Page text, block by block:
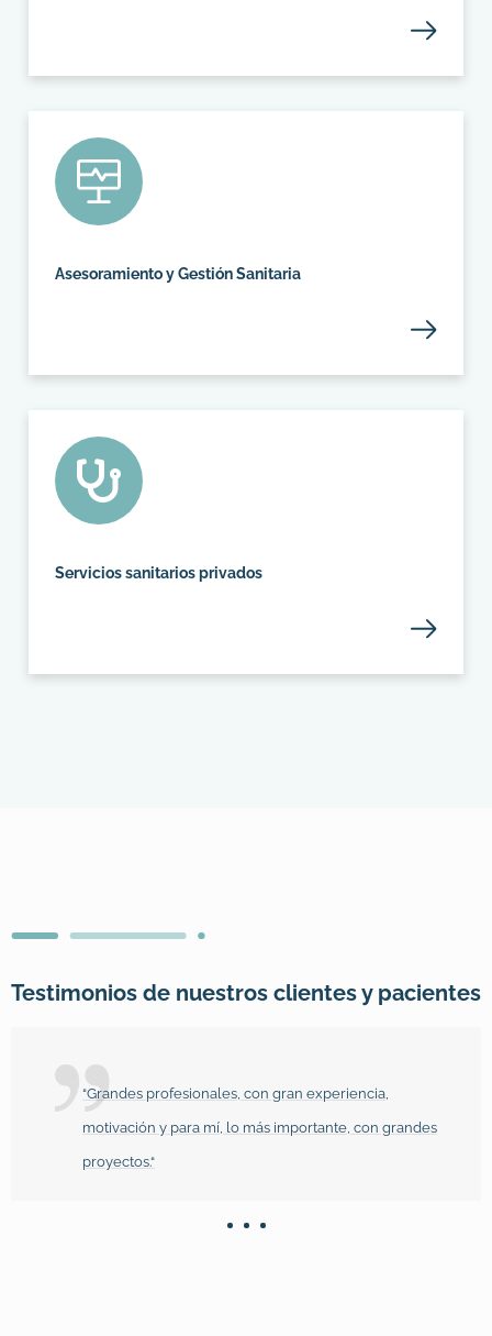
Asesoramiento y Gestión Sanitaria
Servicios sanitarios privados
Testimonios de nuestros clientes y pacientes
“Grandes profesionales, con gran experiencia,
motivación y para mí, lo más importante, con grandes
proyectos.“